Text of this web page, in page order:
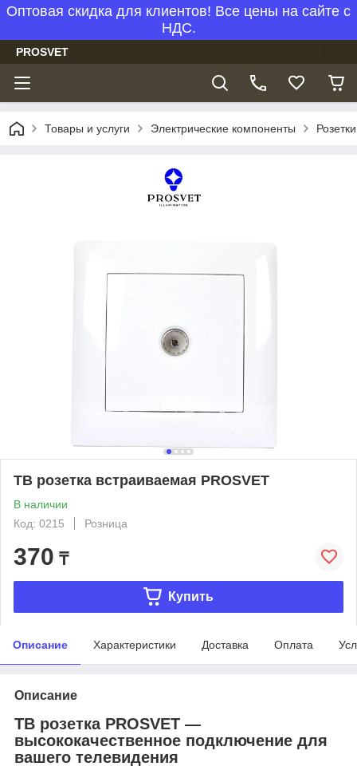
Оптовая скидка для клиентов! Все цены на сайте с
НДС.
PROSVET
Товары и услуги Электрические компоненты Розетки
ТВ розетка встраиваемая PROSVET
В наличии
Код: 0215
Розница
370 ₸
Купить
Описание Характеристики Доставка Оплата
Описание
ТВ розетка PROSVET —
высококачественное подключение для
вашего телевидения